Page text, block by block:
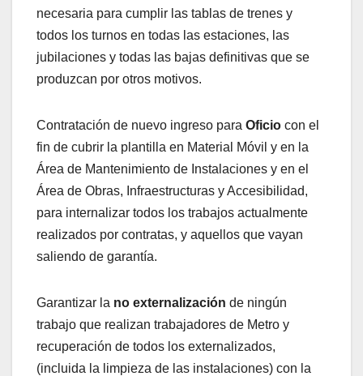
necesaria para cumplir las tablas de trenes y
todos los turnos en todas las estaciones, las
jubilaciones y todas las bajas definitivas que se
produzcan por otros motivos.
Contratación de nuevo ingreso para Oficio con el
fin de cubrir la plantilla en Material Móvil y en la
Área de Mantenimiento de Instalaciones y en el
Área de Obras, Infraestructuras y Accesibilidad,
para internalizar todos los trabajos actualmente
realizados por contratas, y aquellos que vayan
saliendo de garantía.
Garantizar la no externalización de ningún
trabajo que realizan trabajadores de Metro y
recuperación de todos los externalizados,
(incluida la limpieza de las instalaciones) con la